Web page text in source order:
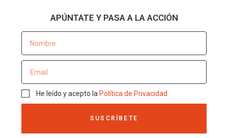
APÚNTATE Y PASA A LA ACCIÓN
He leído y acepto la Política de Privacidad
SUSCRÍBETE